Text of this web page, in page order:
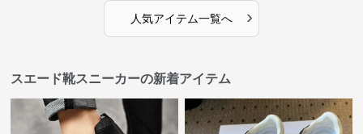
人気アイテム一覧へ ›
スエード靴スニーカーの新着アイテム